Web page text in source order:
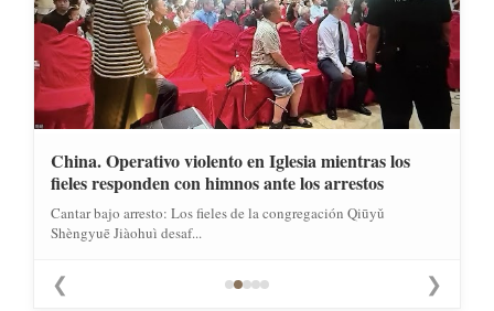
China. Operativo violento en Iglesia mientras los
fieles responden con himnos ante los arrestos
Cantar bajo arresto: Los fieles de la congregación Qiūyǔ
Shèngyuē Jiàohuì desaf...
❮ ❯